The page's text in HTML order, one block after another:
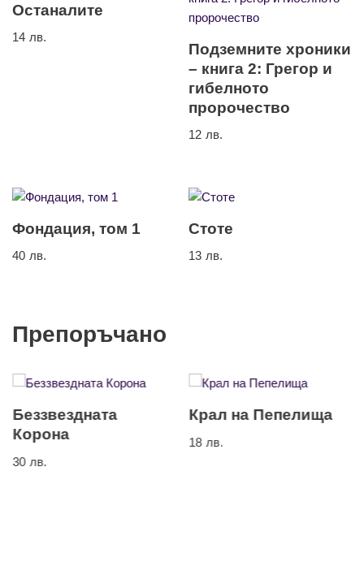
Останалите
14 лв.
Подземните хроники
– книга 2: Грегор и
гибелното
пророчество
12 лв.
Фондация, том 1
40 лв.
Стоте
13 лв.
Препоръчано
Беззвездната
Корона
30 лв.
Крал на Пепелища
18 лв.